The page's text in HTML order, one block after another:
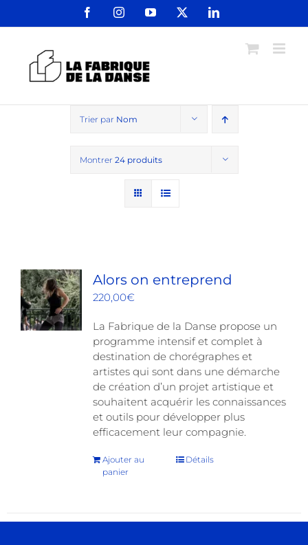
FacebookInstagramYouTube LinkedIn
Trier par Nom
Montrer 24 produits
Alors on entreprend
220,00€
La Fabrique de la Danse propose un
programme intensif et complet à
destination de chorégraphes et
artistes qui sont dans une démarche
de création d’un projet artistique et
souhaitent acquérir les connaissances
et outils pour développer plus
efficacement leur compagnie.
Ajouter au
panier
Détails